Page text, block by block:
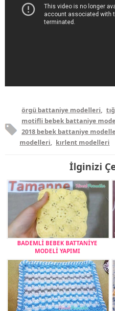
örgü battaniye modelleri,
motifli bebek battaniye
2018 bebek battaniye
modelleri, kırlent modelleri
İlginizi
BADEMLİ BEBEK BATTANİYE
MODELİ YAPIMI